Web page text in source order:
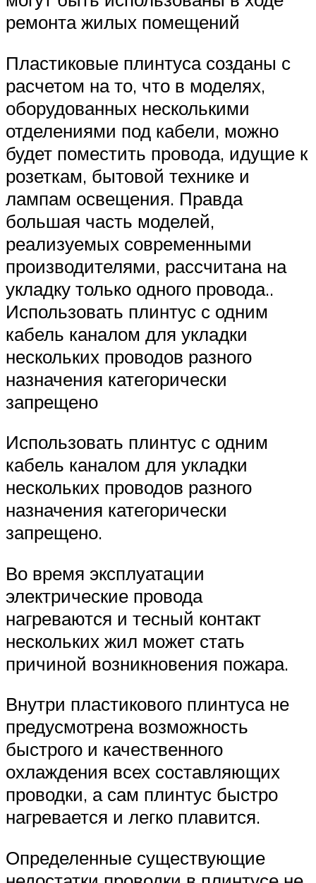
ремонта жилых помещений
Пластиковые плинтуса созданы с
расчетом на то, что в моделях,
оборудованных несколькими
отделениями под кабели, можно
будет поместить провода, идущие к
розеткам, бытовой технике и
лампам освещения. Правда
большая часть моделей,
реализуемых современными
производителями, рассчитана на
укладку только одного провода..
Использовать плинтус с одним
кабель каналом для укладки
нескольких проводов разного
назначения категорически
запрещено
Использовать плинтус с одним
кабель каналом для укладки
нескольких проводов разного
назначения категорически
запрещено.
Во время эксплуатации
электрические провода
нагреваются и тесный контакт
нескольких жил может стать
причиной возникновения пожара.
Внутри пластикового плинтуса не
предусмотрена возможность
быстрого и качественного
охлаждения всех составляющих
проводки, а сам плинтус быстро
нагревается и легко плавится.
Определенные существующие